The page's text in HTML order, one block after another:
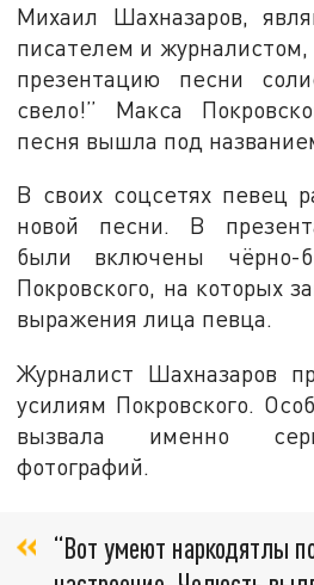
Михаил Шахназаров,
писателем и
презентацию песни
свело!” Макса
песня вышла под
В своих соцсетях певец
новой песни. В
были включены чёрно-
Покровского, на которых
выражения лица певца.
Журналист Шахназаров
усилиям Покровского.
вызвала именно
фотографий.
“Вот умеют наркодятлы